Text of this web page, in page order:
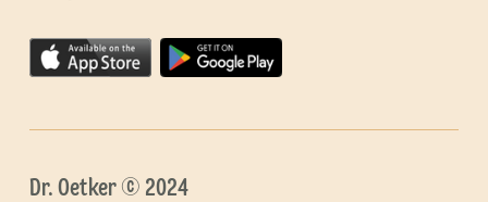
Dr. Oetker © 2024